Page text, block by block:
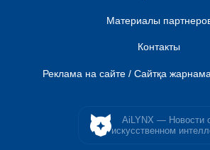
Материалы
Контакты
Реклама на сайте / Сайтқа
AiLYNX — Новости
искусственном